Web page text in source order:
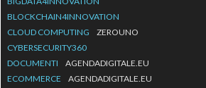
BLOCKCHAIN4INNOVATION
CLOUD COMPUTING
ZEROUNO
CYBERSECURITY360
DOCUMENTI
AGENDADIGITALE.EU
ECOMMERCE
AGENDADIGITALE.EU